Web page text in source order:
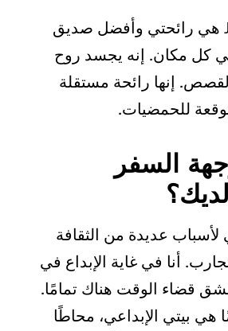
Jo by Jo Loves هي رائحتي وأفضل صديق
كل مكان. إنه يجسد روح
إنها رائحة مستقلة
للحمضيات.
السفر
عديدة من الثقافة
أنا في غاية الإبداع في
قضاء الوقت هناك تمامًا.
هي بيتي الإبداعي، محاطًا